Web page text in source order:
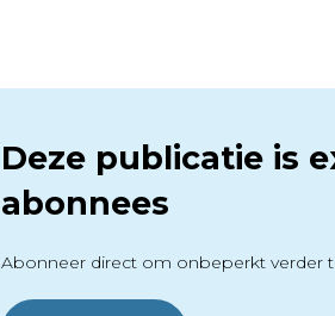
Deze publicatie is
abonnees
Abonneer direct om onbeperkt verder